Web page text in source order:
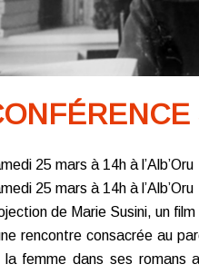
25 mars à 14h à l’Alb’Oru
25 mars à 14h à l’Alb’Oru
de Marie Susini, un
rencontre consacrée au
la femme dans ses romans